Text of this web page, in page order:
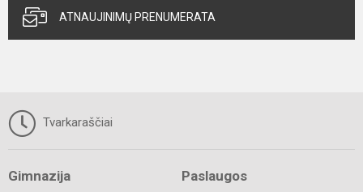
ATNAUJINIMŲ PRENUMERATA
Tvarkaraščiai
Gimnazija Paslaugos